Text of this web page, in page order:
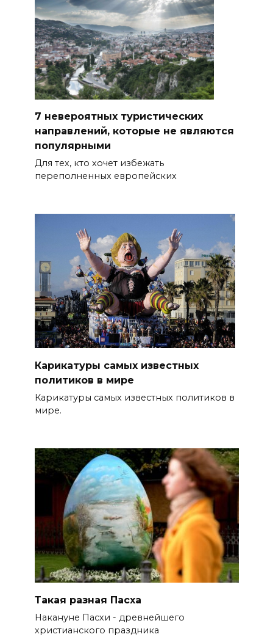
7 невероятных туристических
направлений, которые не являются
популярными
Для тех, кто хочет избежать
переполненных европейских
Карикатуры самых известных
политиков в мире
Карикатуры самых известных политиков в
мире.
Такая разная Пасха
Накануне Пасхи - древнейшего
христианского праздника